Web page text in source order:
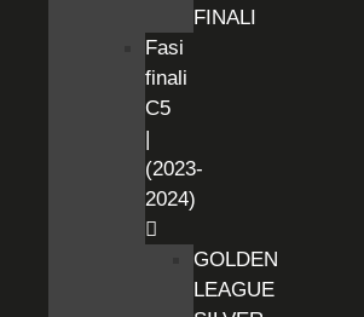
FINALI
Fasi
finali
C5
|
(2023-
2024)
GOLDEN
LEAGUE